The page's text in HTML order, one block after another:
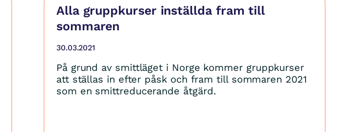
Alla gruppkurser inställda fram till
sommaren
30.03.2021
På grund av smittläget i Norge kommer gruppkurser
att ställas in efter påsk och fram till sommaren 2021
som en smittreducerande åtgärd.